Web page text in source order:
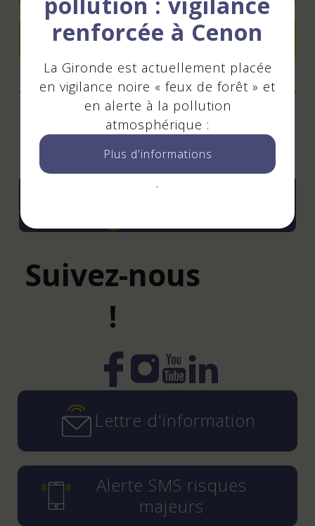
Ajouter à mon agenda
Mis à jour le 01 juillet 2026
Suivez-nous
!
Instagram
YouTube
LinkedIn
Lettre d'information
Alerte SMS risques
majeurs
renforcée à Cenon
La Gironde est actuellement placée
en vigilance noire « feux de forêt » et
en alerte à la pollution
atmosphérique :
Plus d'informations
.